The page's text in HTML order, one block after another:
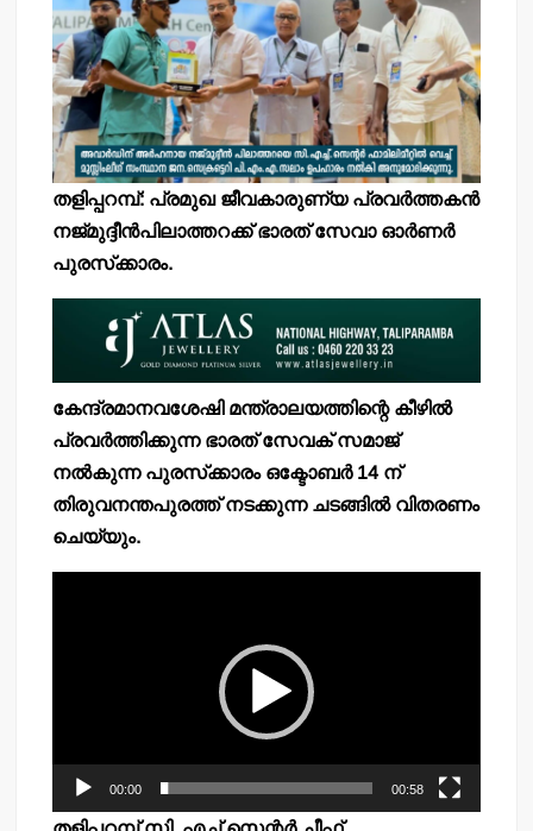
തളിപ്പറമ്പ്: പ്രമുഖ ജീവകാരുണ്യ പ്രവര്‍ത്തകന്‍
നജ്മുദ്ദീന്‍പിലാത്തറക്ക് ഭാരത് സേവാ ഓര്‍ണര്‍
പുരസ്‌ക്കാരം.
കേന്ദ്രമാനവശേഷി മന്ത്രാലയത്തിന്റെ കീഴില്‍
പ്രവര്‍ത്തിക്കുന്ന ഭാരത് സേവക് സമാജ്
നല്‍കുന്ന പുരസ്‌ക്കാരം ഒക്ടോബര്‍ 14 ന്
തിരുവനന്തപുരത്ത് നടക്കുന്ന ചടങ്ങില്‍ വിതരണം
ചെയ്യും.
00:00 00:58